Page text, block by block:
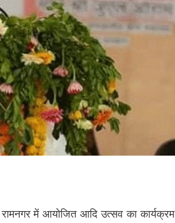
में आयोजित आदि उत्सव का कार्यक्रम